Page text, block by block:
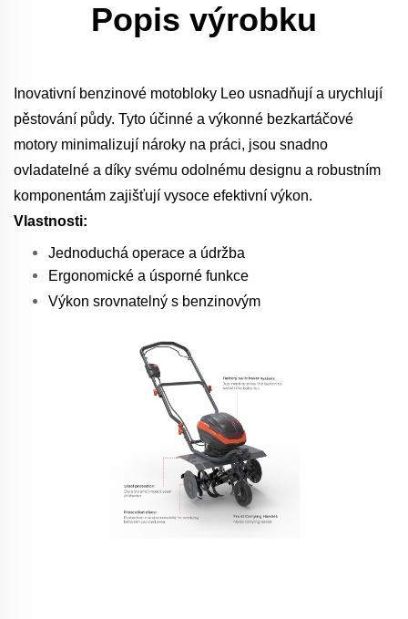
Popis výrobku
Inovativní benzinové motobloky Leo usnadňují a urychlují
pěstování půdy. Tyto účinné a výkonné bezkartáčové
motory minimalizují nároky na práci, jsou snadno
ovladatelné a díky svému odolnému designu a robustním
komponentám zajišťují vysoce efektivní výkon.
Vlastnosti:
Jednoduchá operace a údržba
Ergonomické a úsporné funkce
Výkon srovnatelný s benzinovým